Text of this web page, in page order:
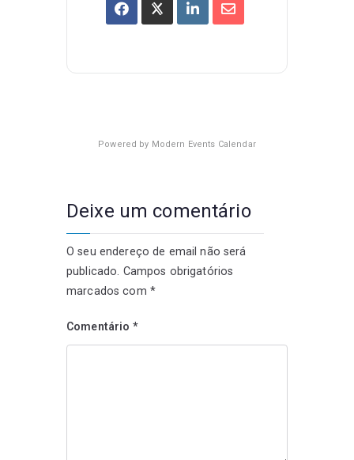
Powered by Modern Events Calendar
Deixe um comentário
O seu endereço de email não será
publicado. Campos obrigatórios
marcados com *
Comentário *